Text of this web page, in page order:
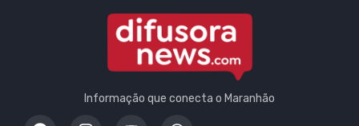
Informação que conecta o Maranhão